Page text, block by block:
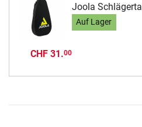
Joola
Auf Lager
CHF 31.00